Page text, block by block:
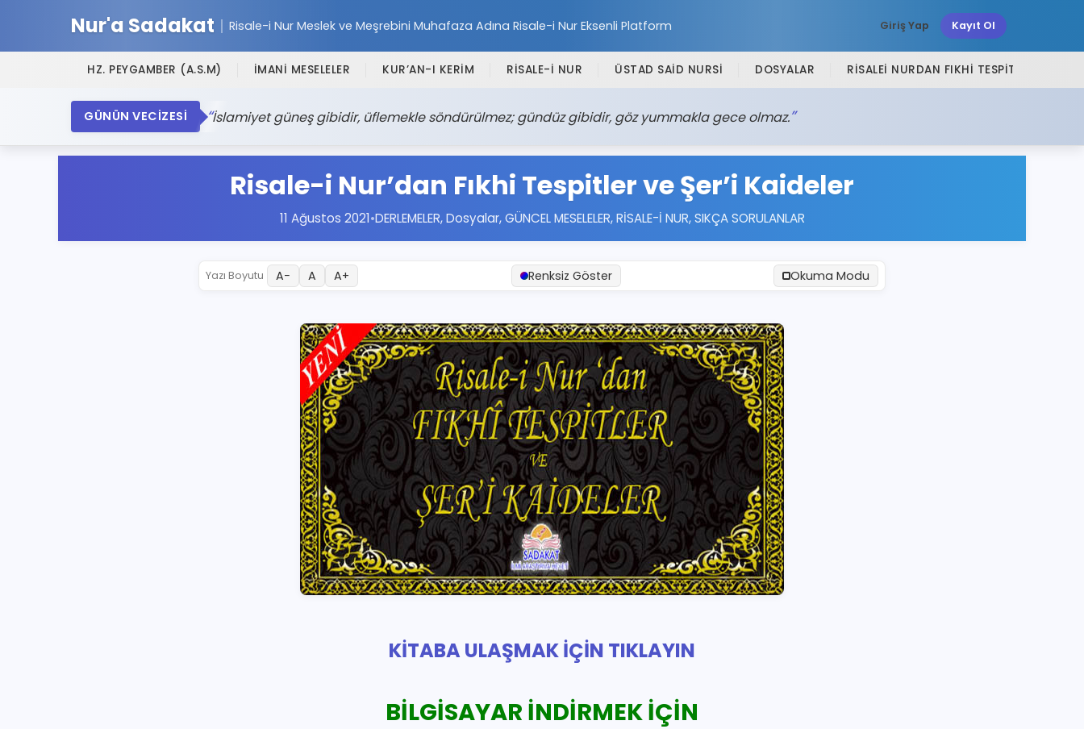
Nur'a Sadakat Risale-i Nur Meslek ve Meşrebini Muhafaza Adına Risale-i Nur Eksenli Platform Giriş Yap Kayıt Ol
HZ. PEYGAMBER (A.S.M) İMANİ MESELELER KUR’AN-I KERİM RİSALE-İ NUR ÜSTAD SAİD NURSİ DOSYALAR RISALEI NURDAN FIKHI TESPITLER
GÜNÜN VECİZESİ İslamiyet güneş gibidir, üflemekle söndürülmez; gündüz gibidir, göz yummakla gece olmaz.
Risale-i Nur’dan Fıkhi Tespitler ve Şer’i Kaideler
11 Ağustos 2021•DERLEMELER,Dosyalar,GÜNCEL MESELELER,RİSALE-İ NUR,SIKÇA SORULANLAR
Yazı Boyutu A− A A+ Renksiz Göster Okuma Modu
KİTABA ULAŞMAK İÇİN TIKLAYIN
BİLGİSAYAR İNDİRMEK İÇİN